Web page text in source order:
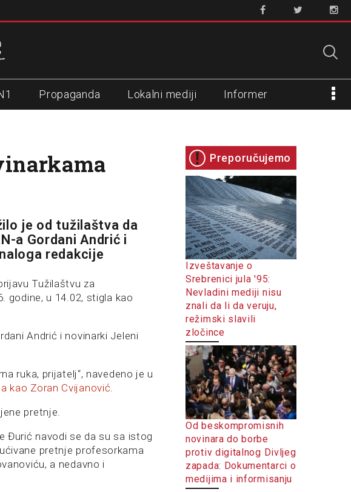
Propaganda Lokalni mediji Informer
je od tužilaštva da
a Gordani Andrić i
redakcije
Tužilaštvu za
godine, u 14.02, stigla kao
Andrić i novinarki Jeleni
ruka, prijatelj“, navedeno je u
kao Zoran Cvijanović.
pretnje.
Đurić navodi se da su sa istog
pretnje profesorkama
a nedavno i
Preporučujemo
Izveštavanje o
Srebrenici jula '95:
Nevladini mediji nisu
znali da li da veruju,
režimski slavili
zločince
Od beskompromisnih
novinara do borbe
protiv digitalnog Divljeg
zapada: Dokumentarci o
medijima i informisanju